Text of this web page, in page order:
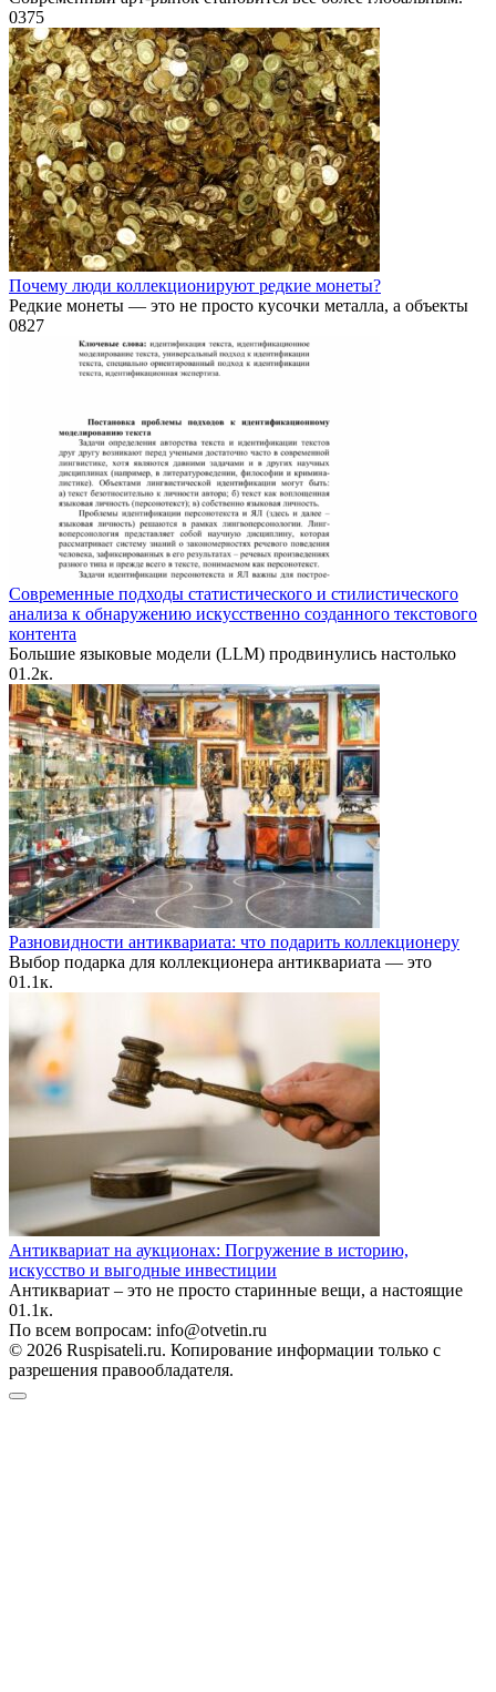
0375
Почему люди коллекционируют редкие монеты?
Редкие монеты — это не просто кусочки металла, а объекты
0827
Современные подходы статистического и стилистического
анализа к обнаружению искусственно созданного текстового
контента
Большие языковые модели (LLM) продвинулись настолько
01.2к.
Разновидности антиквариата: что подарить коллекционеру
Выбор подарка для коллекционера антиквариата — это
01.1к.
Антиквариат на аукционах: Погружение в историю,
искусство и выгодные инвестиции
Антиквариат – это не просто старинные вещи, а настоящие
01.1к.
По всем вопросам: info@otvetin.ru
© 2026 Ruspisateli.ru. Копирование информации только с
разрешения правообладателя.